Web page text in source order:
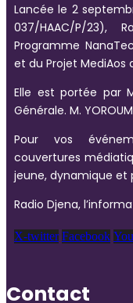
Lancée le 2
037/HAAC/P/23),
Programme
et du Projet MediAos
Elle est portée par
Générale. M.
Pour vos
couvertures
jeune, dynamique et
Radio Djena,
X-twitter Facebook
Contact